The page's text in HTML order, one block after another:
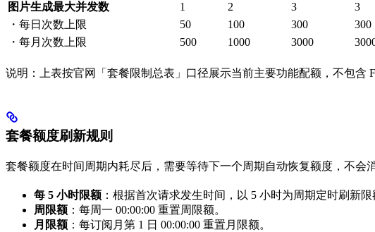
图片生成最大并发数
1 2 3 3
・每日次数上限
50 100 300 300
・每月次数上限
500 1000 3000
说明：上表按官网「套餐限制总表」口径展示当前主要功能配额，不包含
套餐额度刷新规则
套餐额度在时间周期内耗尽后，需要等待下一个周期自动恢复额度，不会
每 5 小时限额 ：根据首次请求发生时间，以 5 小时为周期定时刷新限
周限额 ：每周一 00:00:00 重置周限额。
月限额 ：每订阅月第 1 日 00:00:00 重置月限额。